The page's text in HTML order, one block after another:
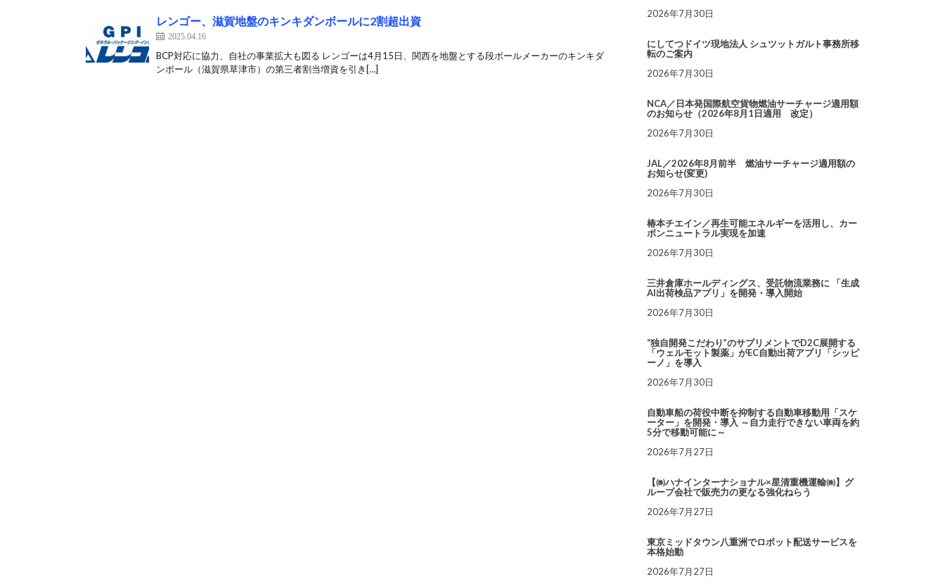
レンゴー、滋賀地盤のキンキダンボールに2割超出資
2025.04.16
BCP対応に協力、自社の事業拡大も図る レンゴーは4月15日、関西を地盤とする段ボールメーカーのキンキダ
ンボール（滋賀県草津市）の第三者割当増資を引き[…]
2026年7月30日
にしてつドイツ現地法人 シュツットガルト事務所移
転のご案内
2026年7月30日
NCA／日本発国際航空貨物燃油サーチャージ適用額
のお知らせ（2026年8月1日適用 改定）
2026年7月30日
JAL／2026年8月前半 燃油サーチャージ適用額の
お知らせ(変更)
2026年7月30日
椿本チエイン／再生可能エネルギーを活用し、カー
ボンニュートラル実現を加速
2026年7月30日
三井倉庫ホールディングス、受託物流業務に 「生成
AI出荷検品アプリ」を開発・導入開始
2026年7月30日
“独自開発こだわり”のサプリメントでD2C展開する
「ウェルモット製薬」がEC自動出荷アプリ「シッピ
ーノ」を導入
2026年7月30日
自動車船の荷役中断を抑制する自動車移動用「スケ
ーター」を開発・導入 ～自力走行できない車両を約
5分で移動可能に～
2026年7月27日
【㈱ハナインターナショナル×星清重機運輸㈱】グ
ループ会社で販売力の更なる強化ねらう
2026年7月27日
東京ミッドタウン八重洲でロボット配送サービスを
本格始動
2026年7月27日